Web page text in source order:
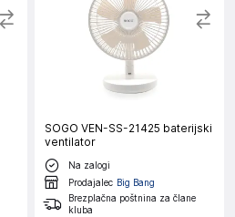
SOGO VEN-SS-21425 baterijski
ventilator
Na zalogi
Prodajalec Big Bang
Brezplačna poštnina za člane
kluba